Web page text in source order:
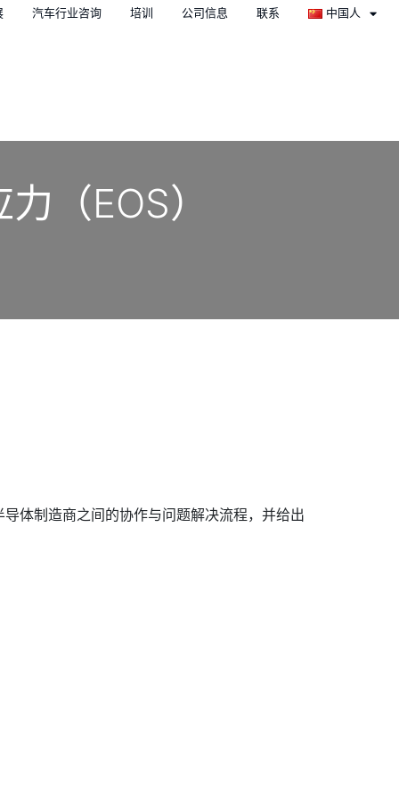
汽车行业咨询 培训 公司信息 联系 中国人
（EOS）
体制造商之间的协作与问题解决流程，并给出